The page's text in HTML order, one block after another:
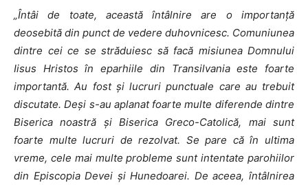
„Întâi de toate, această întâlnire are o importanţă
deosebită din punct de vedere duhovnicesc. Comuniunea
dintre cei ce se străduiesc să facă misiunea Domnului
Iisus Hristos în eparhiile din Transilvania este foarte
importantă. Au fost şi lucruri punctuale care au trebuit
discutate. Deşi s-au aplanat foarte multe diferende dintre
Biserica noastră şi Biserica Greco-Catolică, mai sunt
foarte multe lucruri de rezolvat. Se pare că în ultima
vreme, cele mai multe probleme sunt intentate parohiilor
din Episcopia Devei şi Hunedoarei. De aceea, întâlnirea